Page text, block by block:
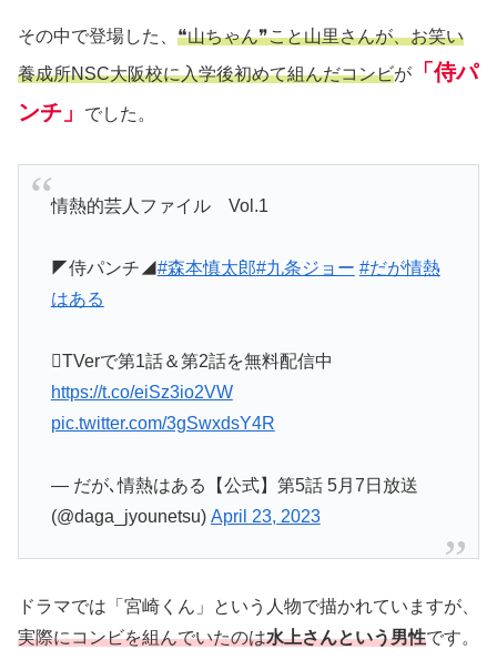
その中で登場した、 ❝山ちゃん❞こと山里さんが、お笑い
養成所NSC大阪校に入学後初めて組んだコンビが
「侍パ
ンチ」
でした。
情熱的芸人ファイル Vol.1
◤侍パンチ◢#森本慎太郎#九条ジョー #だが情熱
はある
️TVerで第1話＆第2話を無料配信中
https://t.co/eiSz3io2VW
pic.twitter.com/3gSwxdsY4R
— だが､情熱はある【公式】第5話 5月7日放送
(@daga_jyounetsu) April 23, 2023
ドラマでは「宮崎くん」という人物で描かれていますが、
実際にコンビを組んでいたのは水上さんという男性です。